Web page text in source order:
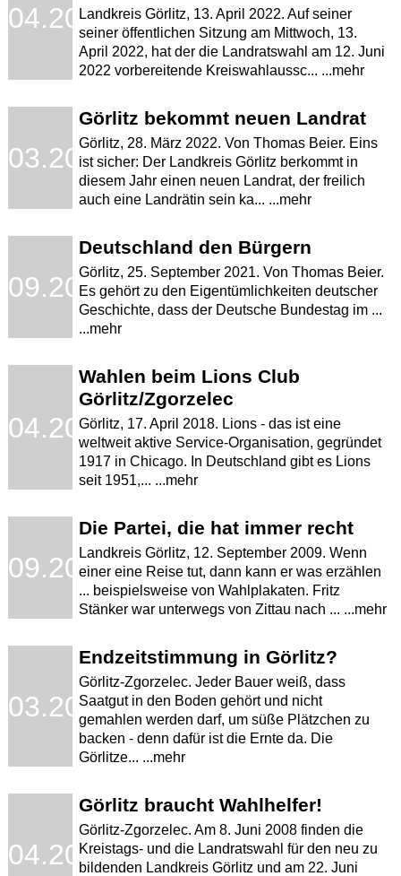
Landkreis Görlitz, 13. April 2022. Auf seiner
seiner öffentlichen Sitzung am Mittwoch, 13.
April 2022, hat der die Landratswahl am 12. Juni
2022 vorbereitende Kreiswahlaussc... ...mehr
Görlitz bekommt neuen Landrat
Görlitz, 28. März 2022. Von Thomas Beier. Eins
ist sicher: Der Landkreis Görlitz berkommt in
diesem Jahr einen neuen Landrat, der freilich
auch eine Landrätin sein ka... ...mehr
Deutschland den Bürgern
Görlitz, 25. September 2021. Von Thomas Beier.
Es gehört zu den Eigentümlichkeiten deutscher
Geschichte, dass der Deutsche Bundestag im ...
...mehr
Wahlen beim Lions Club
Görlitz/Zgorzelec
Görlitz, 17. April 2018. Lions - das ist eine
weltweit aktive Service-Organisation, gegründet
1917 in Chicago. In Deutschland gibt es Lions
seit 1951,... ...mehr
Die Partei, die hat immer recht
Landkreis Görlitz, 12. September 2009. Wenn
einer eine Reise tut, dann kann er was erzählen
... beispielsweise von Wahlplakaten. Fritz
Stänker war unterwegs von Zittau nach ... ...mehr
Endzeitstimmung in Görlitz?
Görlitz-Zgorzelec. Jeder Bauer weiß, dass
Saatgut in den Boden gehört und nicht
gemahlen werden darf, um süße Plätzchen zu
backen - denn dafür ist die Ernte da. Die
Görlitze... ...mehr
Görlitz braucht Wahlhelfer!
Görlitz-Zgorzelec. Am 8. Juni 2008 finden die
Kreistags- und die Landratswahl für den neu zu
bildenden Landkreis Görlitz und am 22. Juni